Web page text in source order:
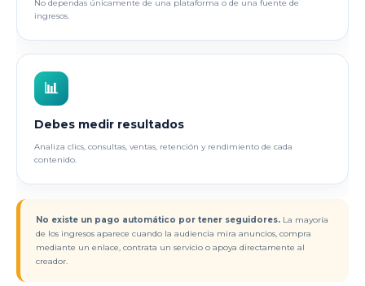
No dependas únicamente de una plataforma o de una fuente de
ingresos.
📊
Debes medir resultados
Analiza clics, consultas, ventas, retención y rendimiento de cada
contenido.
No existe un pago automático por tener seguidores. La mayoría
de los ingresos aparece cuando la audiencia mira anuncios, compra
mediante un enlace, contrata un servicio o apoya directamente al
creador.